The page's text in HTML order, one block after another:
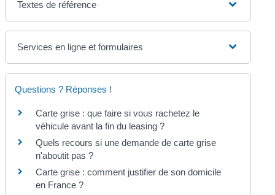
Textes de référence
Services en ligne et formulaires
Questions ? Réponses !
Carte grise : que faire si vous rachetez le
véhicule avant la fin du leasing ?
Quels recours si une demande de carte grise
n'aboutit pas ?
Carte grise : comment justifier de son domicile
en France ?